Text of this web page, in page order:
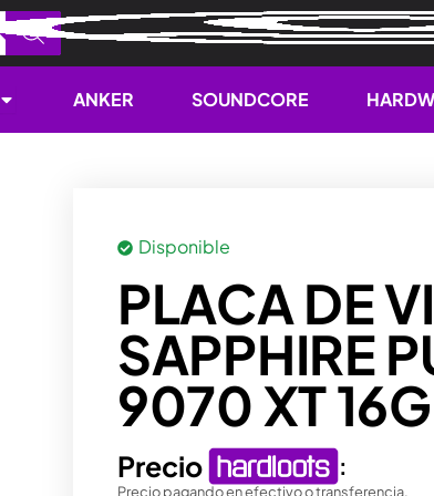
Open NOVEDADES
ANKER SOUNDCORE
Disponible
PLACA DE
SAPPHIRE
9070 XT
Precio :
Precio pagando en efectivo o transferencia.